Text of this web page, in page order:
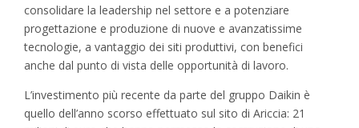
consolidare la leadership nel settore e a potenziare
progettazione e produzione di nuove e avanzatissime
tecnologie, a vantaggio dei siti produttivi, con benefici
anche dal punto di vista delle opportunità di lavoro.
L’investimento più recente da parte del gruppo Daikin è
quello dell’anno scorso effettuato sul sito di Ariccia: 21